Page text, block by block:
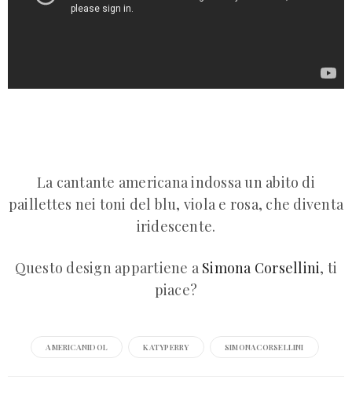
La cantante americana indossa un abito di
paillettes nei toni del blu, viola e rosa, che diventa
iridescente.
Questo design appartiene a Simona Corsellini, ti
piace?
AMERICANIDOL KATYPERRY SIMONACORSELLINI